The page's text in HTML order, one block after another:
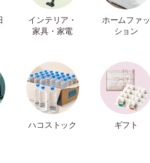
インテリア・
家具・家電
ホームファッ
ション
ハコストック ギフト